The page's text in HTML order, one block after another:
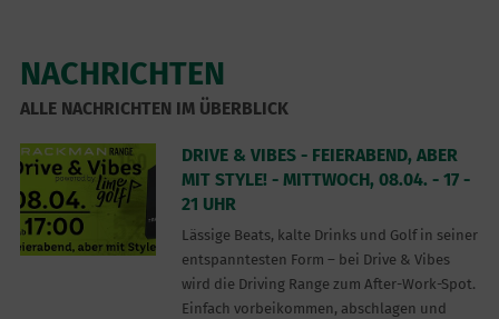
NACHRICHTEN
ALLE NACHRICHTEN IM ÜBERBLICK
DRIVE & VIBES - FEIERABEND, ABER
MIT STYLE! - MITTWOCH, 08.04. - 17 -
21 UHR
Lässige Beats, kalte Drinks und Golf in seiner
entspanntesten Form – bei Drive & Vibes
wird die Driving Range zum After-Work-Spot.
Einfach vorbeikommen, abschlagen und